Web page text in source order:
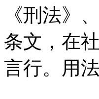
《刑法》
条文，在
言行。用